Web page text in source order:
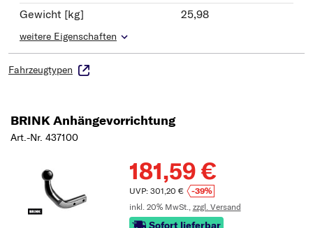
Gewicht [kg]
25,98
weitere Eigenschaften
Fahrzeugtypen
BRINK Anhängevorrichtung
Art.-Nr. 437100
181,59 €
UVP: 301,20 €
-39%
inkl. 20% MwSt., zzgl. Versand
Sofort lieferbar